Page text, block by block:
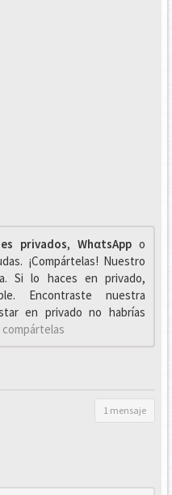
privados, WhαtsAppo
¡Compártelas! Nuestro
Si lo haces en privado,
Encontraste nuestra
en privado no habrías
1 mensaje